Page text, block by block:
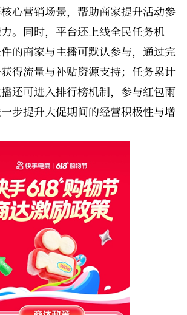
心营销场景，帮助商家提升活动参
。同时，平台还上线全民任务机
的商家与主播可默认参与，通过完
得流量与补贴资源支持；任务累计
还可进入排行榜机制，参与红包雨
步提升大促期间的经营积极性与增